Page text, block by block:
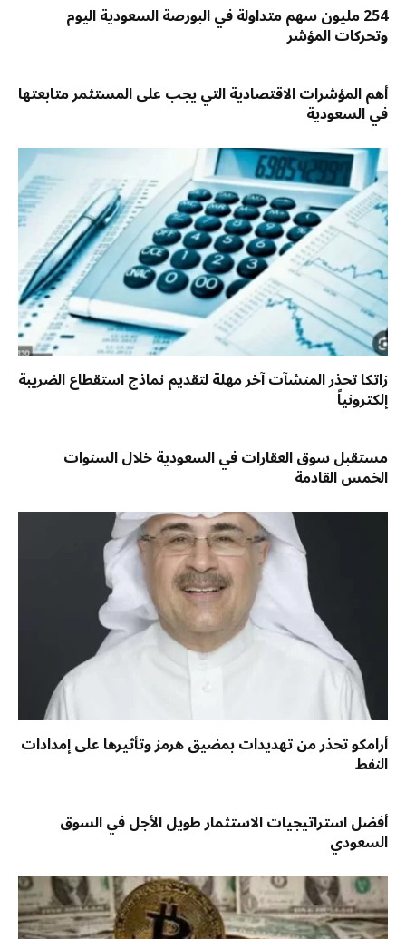
254 مليون سهم متداولة في البورصة السعودية اليوم
وتحركات المؤشر
أهم المؤشرات الاقتصادية التي يجب على المستثمر متابعتها
في السعودية
زاتكا تحذر المنشآت آخر مهلة لتقديم نماذج استقطاع الضريبة
إلكترونياً
مستقبل سوق العقارات في السعودية خلال السنوات
الخمس القادمة
أرامكو تحذر من تهديدات بمضيق هرمز وتأثيرها على إمدادات
النفط
أفضل استراتيجيات الاستثمار طويل الأجل في السوق
السعودي